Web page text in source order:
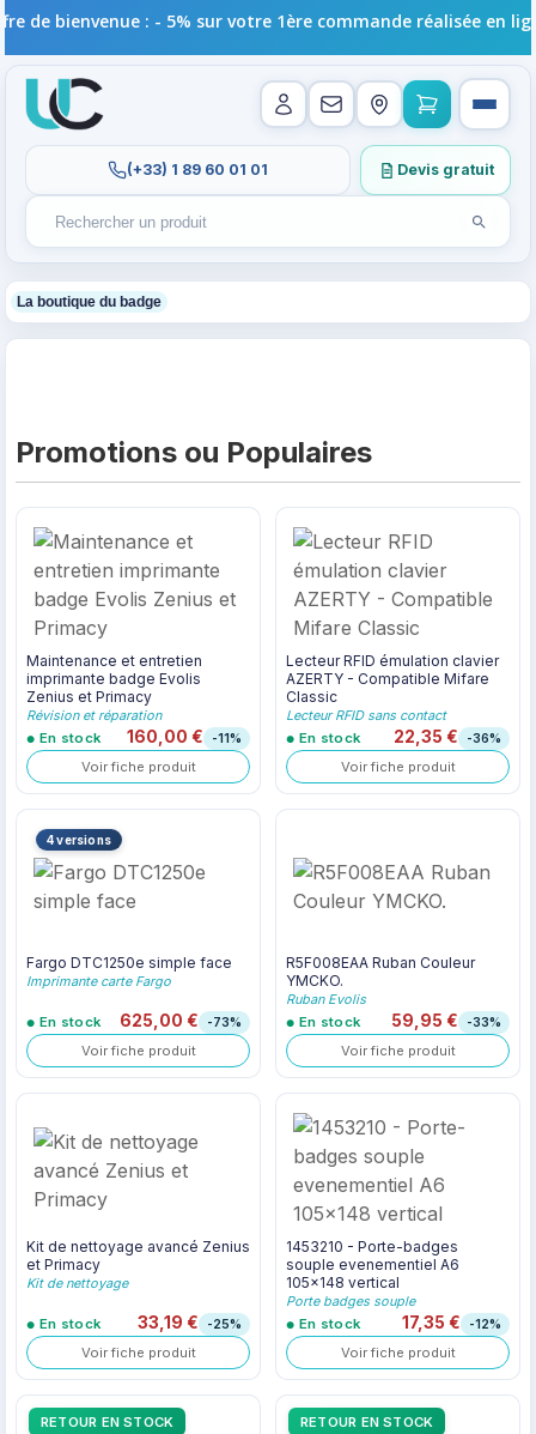
Rechercher un produit
Recherches récentes au focus. Tapez au moins 2
Lancer
(+33) 1 89 60 01 01 Devis gratuit
de bienvenue : - 5% sur votre 1ère commande réalisée en ligne
La boutique du badge 1
Promotions ou Populaires
Maintenance et entretien
imprimante badge Evolis
Zenius et Primacy
Révision et réparation
En stock
160,00 € -11%
Voir fiche produit
Lecteur RFID émulation clavier
AZERTY - Compatible Mifare
Classic
Lecteur RFID sans contact
En stock
22,35 € -36%
Voir fiche produit
4 versions
Fargo DTC1250e simple face
Imprimante carte Fargo
En stock 625,00 € -73%
Voir fiche produit
R5F008EAA Ruban Couleur
YMCKO.
Ruban Evolis
En stock
59,95 € -33%
Voir fiche produit
Kit de nettoyage avancé Zenius
et Primacy
Kit de nettoyage
En stock 33,19 € -25%
Voir fiche produit
1453210 - Porte-badges
souple evenementiel A6
105x148 vertical
Porte badges souple
En stock
17,35 € -12%
Voir fiche produit
RETOUR EN STOCK RETOUR EN STOCK
3 versions